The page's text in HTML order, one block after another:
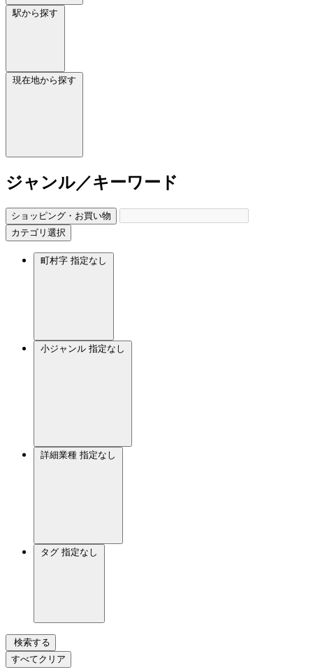
駅から探す
現在地から探す
ジャンル／キーワード
ショッピング・お買い物
カテゴリ選択
町村字 指定なし
小ジャンル 指定なし
詳細業種 指定なし
タグ 指定なし
検索する
すべてクリア